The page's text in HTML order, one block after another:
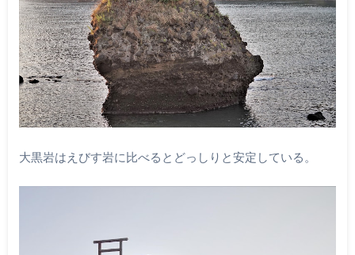
大黒岩はえびす岩に比べるとどっしりと安定している。